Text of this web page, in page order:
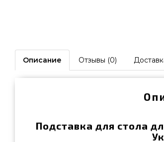
Описание Отзывы (0)
Подставка для стола